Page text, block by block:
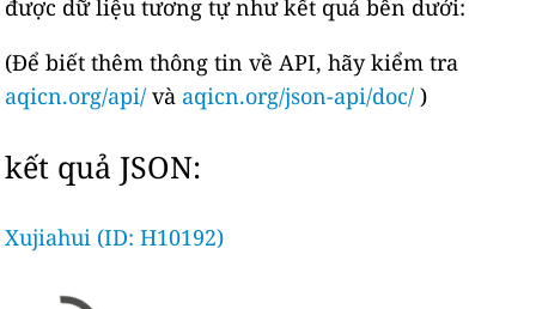
được dữ liệu tương tự như kết quả bên dưới:
(Để biết thêm thông tin về API, hãy kiểm tra
aqicn.org/api/ và aqicn.org/json-api/doc/ )
kết quả JSON:
Xujiahui (ID: H10192)